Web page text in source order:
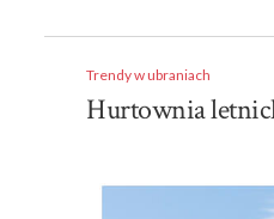
Trendy w ubraniach
Hurtownia